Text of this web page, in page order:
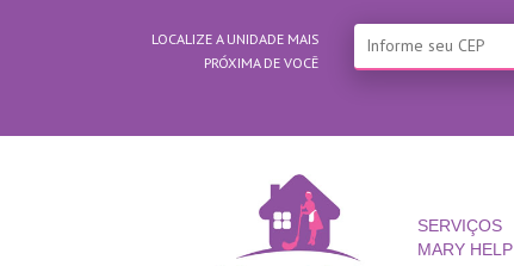
LOCALIZE A UNIDADE MAIS
PRÓXIMA DE VOCÊ
SERVIÇOS
MARY HELP